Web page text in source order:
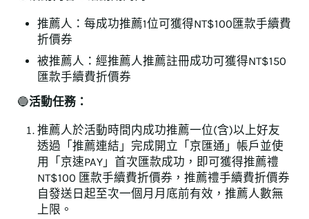
推薦人：每成功推薦1位可獲得NT$100匯款手續費
折價券
被推薦人：經推薦人推薦註冊成功可獲得NT$150
匯款手續費折價券
🔵活動任務：
推薦人於活動時間内成功推薦一位(含)以上好友
透過「推薦連結」完成開立「京匯通」帳戶並使
用「京速PAY」首次匯款成功，即可獲得推薦禮
NT$100 匯款手續費折價券，推薦禮手續費折價券
自發送日起至次一個月月底前有效，推薦人數無
上限。